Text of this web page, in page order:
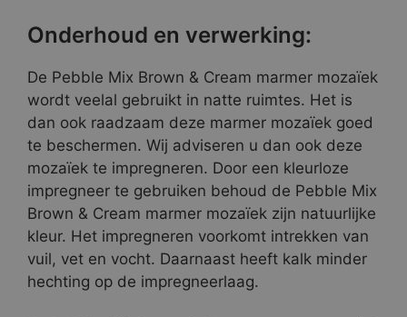
Onderhoud en verwerking:
De Pebble Mix Brown & Cream marmer mozaïek
wordt veelal gebruikt in natte ruimtes. Het is
dan ook raadzaam deze marmer mozaïek goed
te beschermen. Wij adviseren u dan ook deze
mozaïek te impregneren. Door een kleurloze
impregneer te gebruiken behoud de Pebble Mix
Brown & Cream marmer mozaïek zijn natuurlijke
kleur. Het impregneren voorkomt intrekken van
vuil, vet en vocht. Daarnaast heeft kalk minder
hechting op de impregneerlaag.